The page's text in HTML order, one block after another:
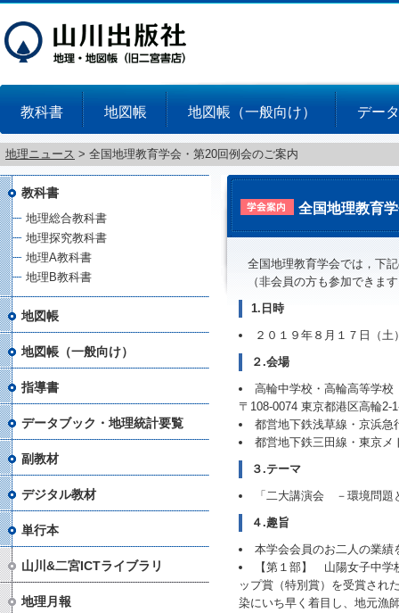
教科書 地図帳 地図帳（一般向け） デー
地理ニュース > 全国地理教育学会・第20回例会のご案内
全国地理教育
全国地理教育学会では，下
（非会員の方も参加できま
1.日時
２０１９年８月１７日（
２.会場
高輪中学校・高輪高等学
〒108-0074 東京都港区高輪2-
都営地下鉄浅草線・京浜急
都営地下鉄三田線・東京メ
３.テーマ
「二大講演会 －環境問題
４.趣旨
本学会会員のお二人の業績
【第１部】 山陽女子中学
ップ賞（特別賞）を受賞され
染にいち早く着目し、地元漁
教科書
地理総合教科書
地理探究教科書
地理A教科書
地理B教科書
地図帳
地図帳（一般向け）
指導書
データブック・地理統計要覧
副教材
デジタル教材
単行本
山川&二宮ICTライブラリ
地理月報